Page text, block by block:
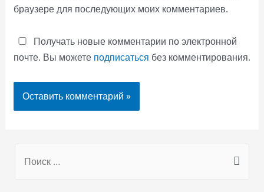
браузере для последующих моих комментариев.
Получать новые комментарии по электронной
почте. Вы можете подписаться без комментирования.